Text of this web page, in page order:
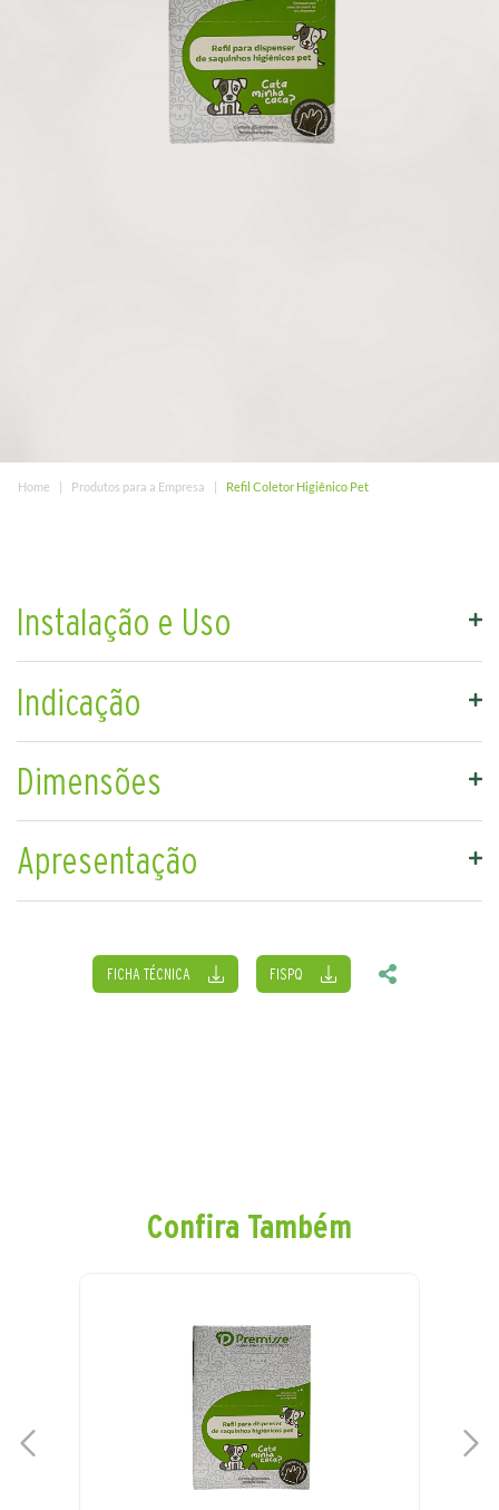
Home Produtos para a Empresa Refil Coletor Higiênico Pet
Instalação e Uso
Indicação
Dimensões
Apresentação
FICHA TÉCNICA FISPQ
Confira Também